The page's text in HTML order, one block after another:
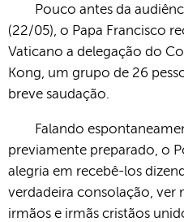
Pouco antes da
(22/05), o Papa Francisco
Vaticano a delegação do
Kong, um grupo de 26
breve saudação.
Falando
previamente preparado, o
alegria em recebê-los
verdadeira consolação, ver
irmãos e irmãs cristãos